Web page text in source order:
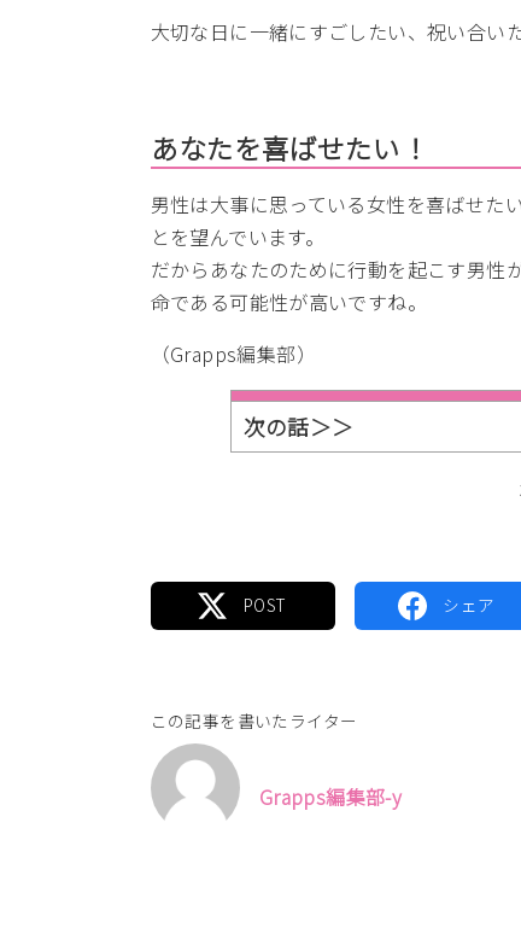
大切な日に一緒にすごしたい、祝い合い
あなたを喜ばせたい！
男性は大事に思っている女性を喜ばせた
とを望んでいます。
だからあなたのために行動を起こす男性
命である可能性が高いですね。
（Grapps編集部）
次の話＞＞
この記事を書いたライター
Grapps編集部-y